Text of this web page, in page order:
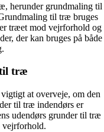
herunder grundmaling til
til træ bruges
træet mod vejrforhold og
der kan bruges på både
til træ
at overveje, om den
til træ indendørs er
udendørs grunder til træ
vejrforhold.